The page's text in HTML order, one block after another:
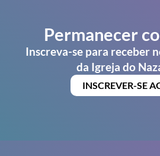
Permanecer
Inscreva-se para receber
da Igreja do
INSCREVER-SE